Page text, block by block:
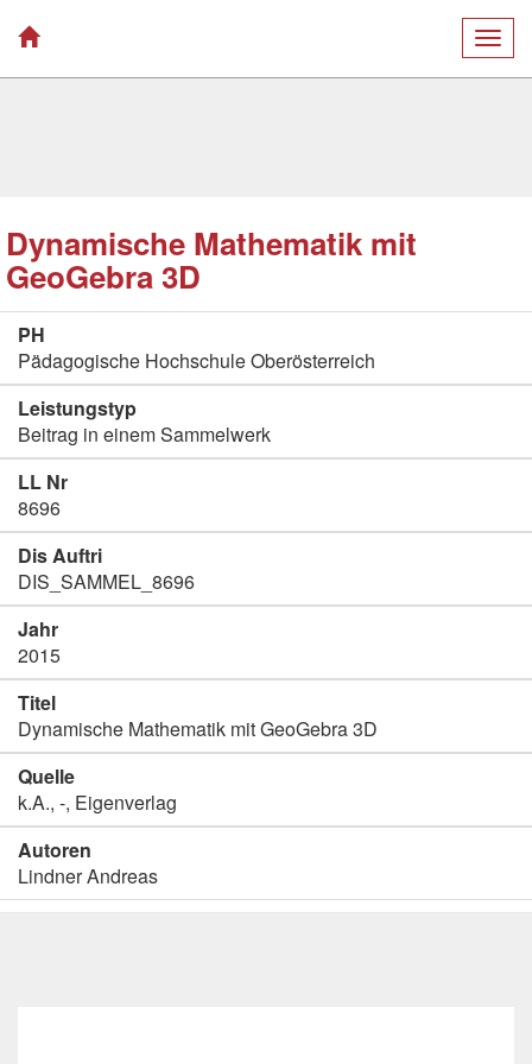
Dynamische Mathematik mit
GeoGebra 3D
PH
Pädagogische Hochschule Oberösterreich
Leistungstyp
Beitrag in einem Sammelwerk
LL Nr
8696
Dis Auftri
DIS_SAMMEL_8696
Jahr
2015
Titel
Dynamische Mathematik mit GeoGebra 3D
Quelle
k.A., -, Eigenverlag
Autoren
Lindner Andreas